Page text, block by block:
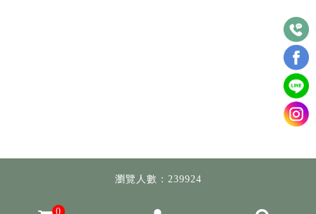
0
瀏覽人數：239924